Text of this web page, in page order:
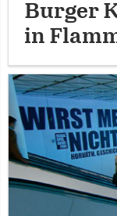
Burger
in